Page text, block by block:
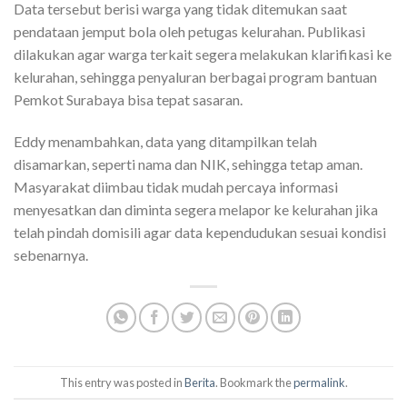
Data tersebut berisi warga yang tidak ditemukan saat
pendataan jemput bola oleh petugas kelurahan. Publikasi
dilakukan agar warga terkait segera melakukan klarifikasi ke
kelurahan, sehingga penyaluran berbagai program bantuan
Pemkot Surabaya bisa tepat sasaran.
Eddy menambahkan, data yang ditampilkan telah
disamarkan, seperti nama dan NIK, sehingga tetap aman.
Masyarakat diimbau tidak mudah percaya informasi
menyesatkan dan diminta segera melapor ke kelurahan jika
telah pindah domisili agar data kependudukan sesuai kondisi
sebenarnya.
This entry was posted inBerita. Bookmark thepermalink.